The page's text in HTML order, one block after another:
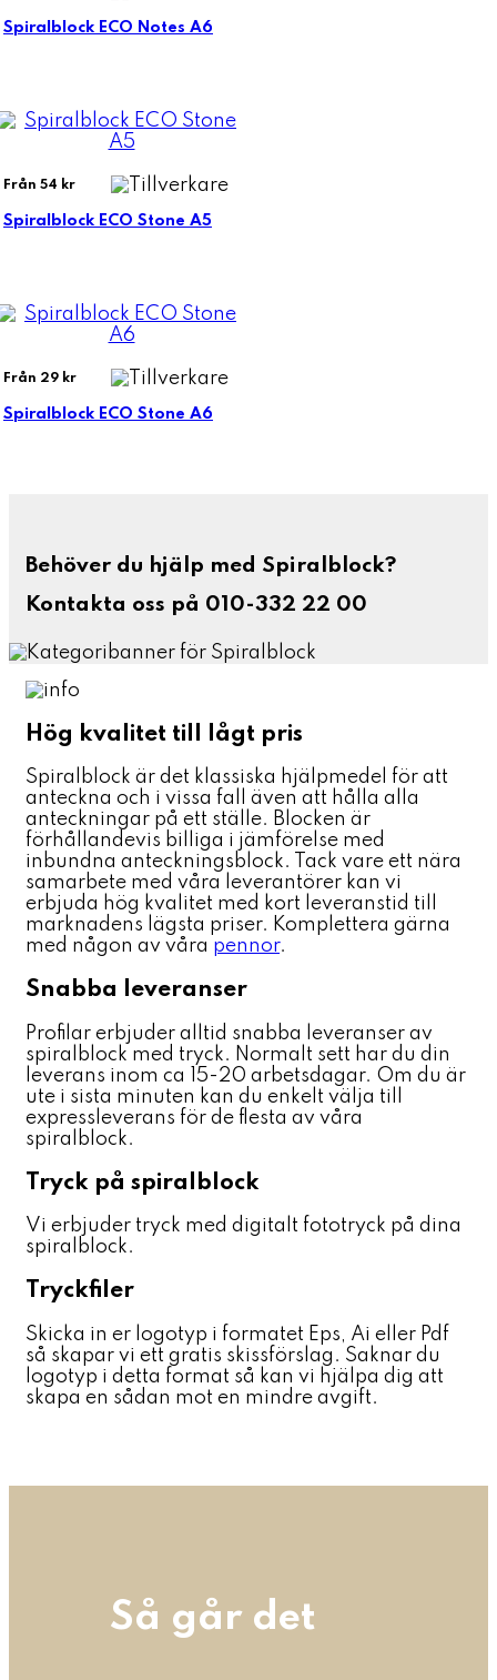
Spiralblock ECO Notes A6
Från 54 kr
Spiralblock ECO Stone A5
Från 29 kr
Spiralblock ECO Stone A6
Behöver du hjälp med Spiralblock?
Kontakta oss på 010-332 22 00
Hög kvalitet till lågt pris
Spiralblock är det klassiska hjälpmedel för att
anteckna och i vissa fall även att hålla alla
anteckningar på ett ställe. Blocken är
förhållandevis billiga i jämförelse med
inbundna anteckningsblock. Tack vare ett nära
samarbete med våra leverantörer kan vi
erbjuda hög kvalitet med kort leveranstid till
marknadens lägsta priser. Komplettera gärna
med någon av våra pennor.
Snabba leveranser
Profilar erbjuder alltid snabba leveranser av
spiralblock med tryck. Normalt sett har du din
leverans inom ca 15-20 arbetsdagar. Om du är
ute i sista minuten kan du enkelt välja till
expressleverans för de flesta av våra
spiralblock.
Tryck på spiralblock
Vi erbjuder tryck med digitalt fototryck på dina
spiralblock.
Tryckfiler
Skicka in er logotyp i formatet Eps, Ai eller Pdf
så skapar vi ett gratis skissförslag. Saknar du
logotyp i detta format så kan vi hjälpa dig att
skapa en sådan mot en mindre avgift.
Så går det